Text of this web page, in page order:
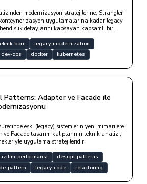
modernizasyon stratejilerine, Strangler
uygulamalarına kadar legacy
detaylarını kapsayan kapsamlı bir
borc
legacy-modernization
dev-ops docker kubernetes
Adapter ve Facade ile
eski (legacy) sistemlerin yeni mimarilere
Facade tasarım kalıplarının teknik analizi,
uygulama stratejileridir.
performansi
design-patterns
pattern legacy-code refactoring